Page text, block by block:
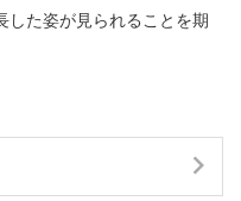
した姿が見られることを期